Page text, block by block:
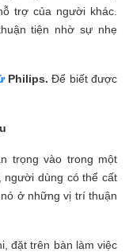
trợ của người khác.
tiện nhờ sự nhẹ
Philips.Để biết được
trọng vào trong một
người dùng có thể cất
ở những vị trí thuận
đặt trên bàn làm việc